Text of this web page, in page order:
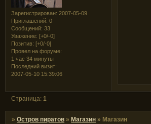
Зарегистрирован: 2007-05-09
Приглашений: 0
Сообщений: 33
Уважение: [+0/-0]
Позитив: [+0/-0]
Провел на форуме:
1 час 34 минуты
Последний визит:
2007-05-10 15:39:06
Страница: 1
»Остров пиратов » Магазин » Магазин